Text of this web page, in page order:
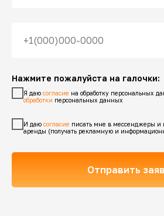
Нажмите пожалуйста на галочки:
Я даю согласие на обработку персональных
обработки персональных данных
И даю согласие писать мне в мессенджеры и
аренды (получать рекламную и
Отправить